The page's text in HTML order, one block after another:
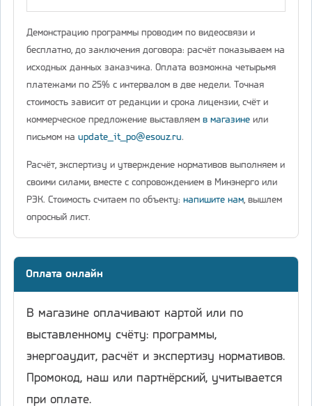
Демонстрацию программы проводим по видеосвязи и
бесплатно, до заключения договора: расчёт показываем на
исходных данных заказчика. Оплата возможна четырьмя
платежами по 25% с интервалом в две недели. Точная
стоимость зависит от редакции и срока лицензии, счёт и
коммерческое предложение выставляем в магазине или
письмом на update_it_po@esouz.ru.
Расчёт, экспертизу и утверждение нормативов выполняем и
своими силами, вместе с сопровождением в Минэнерго или
РЭК. Стоимость считаем по объекту: напишите нам, вышлем
опросный лист.
Оплата онлайн
В магазине оплачивают картой или по
выставленному счёту: программы,
энергоаудит, расчёт и экспертизу нормативов.
Промокод, наш или партнёрский, учитывается
при оплате.